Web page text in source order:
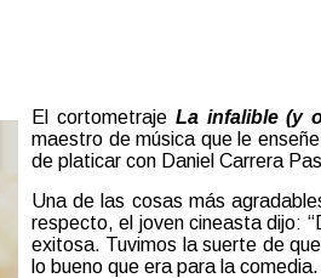
El cortometraje La infalible (y
maestro de música que le
de platicar con Daniel Carrera
Una de las cosas más
respecto, el joven cineasta dijo:
exitosa. Tuvimos la suerte de
lo bueno que era para la